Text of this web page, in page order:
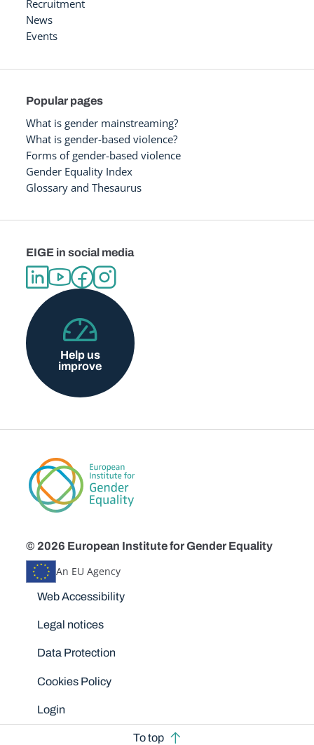
Recruitment
News
Events
Popular pages
What is gender mainstreaming?
What is gender-based violence?
Forms of gender-based violence
Gender Equality Index
Glossary and Thesaurus
EIGE in social media
Help us
improve
© 2026 European Institute for Gender Equality
An EU Agency
Disclaimers
Web Accessibility
Legal notices
Data Protection
Cookies Policy
Login
To top